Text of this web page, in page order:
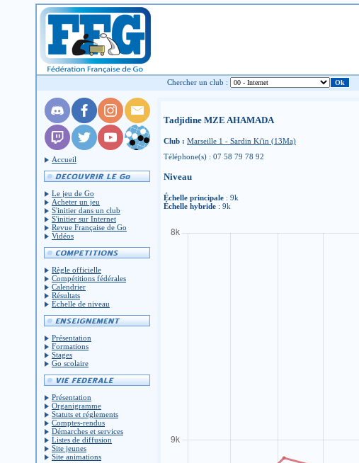
Chercher un club :
Accueil
Le jeu de Go
Acheter un jeu
S'initier dans un club
S'initier sur Internet
Revue Française de Go
Vidéos
Règle officielle
Compétitions fédérales
Calendrier
Résultats
Échelle de niveau
Présentation
Formations
Stages
Go scolaire
Présentation
Organigramme
Statuts et réglements
Comptes-rendus
Démarches et services
Listes de diffusion
Site jeunes
Site animations
Tadjidine MZE AHAMADA
Club : Marseille 1 - Sardin Ki'in (13Ma)
Téléphone(s) : 07 58 79 78 92
Niveau
Échelle principale : 9k
Échelle hybride : 9k